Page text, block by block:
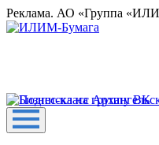
Реклама. АО «Группа